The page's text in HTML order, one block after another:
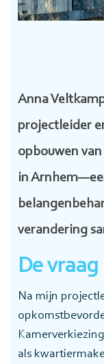
Anna
projectleider
opbouwen
in
verandering
De vraag
Na mijn
als